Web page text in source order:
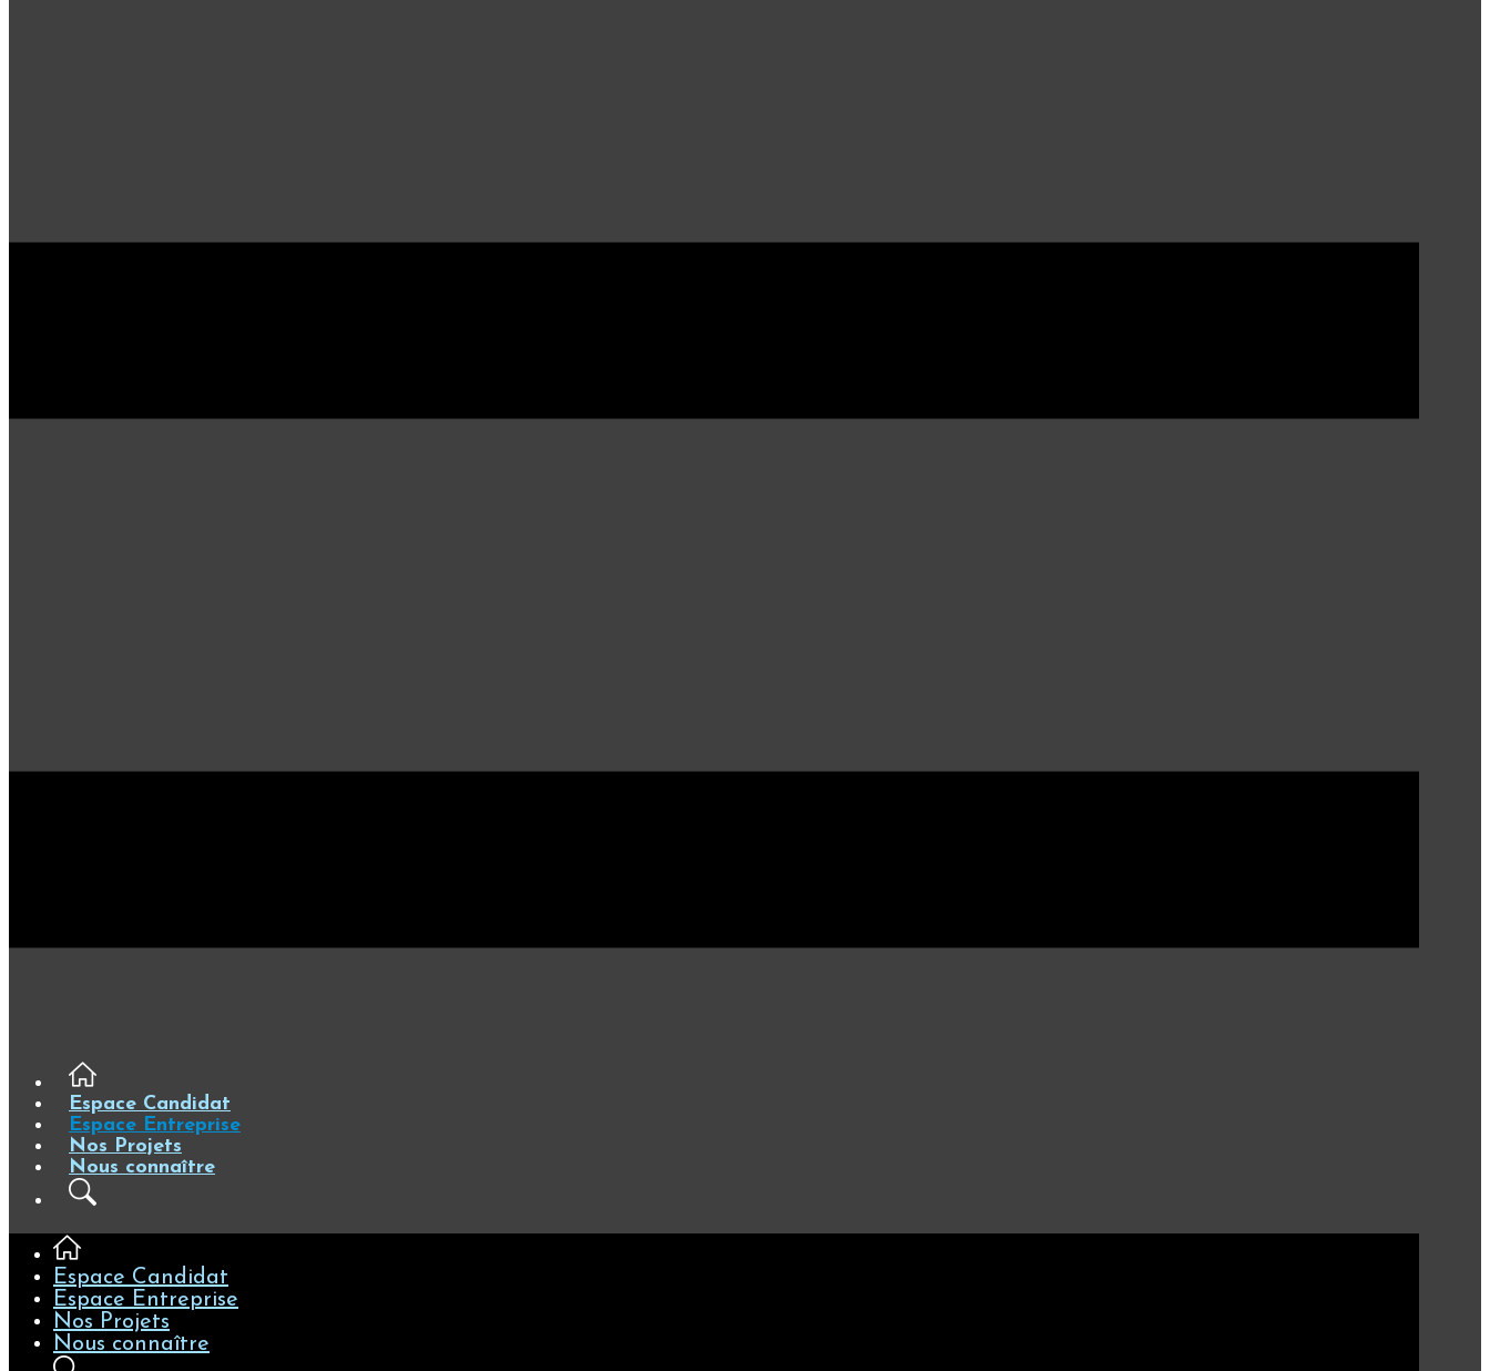
Espace Candidat
Espace Entreprise
Nos Projets
Nous connaître
Espace Candidat
Espace Entreprise
Nos Projets
Nous connaître